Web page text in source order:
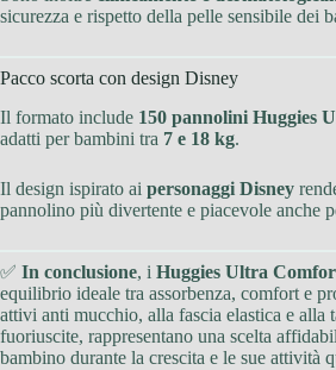
sicurezza e rispetto della pelle sensibile dei
Pacco scorta con design Disney
Il formato include 150 pannolini Huggies
adatti per bambini tra 7 e 18 kg.
Il design ispirato ai personaggi Disney
pannolino più divertente e piacevole anche
✅ In conclusione, i Huggies Ultra
equilibrio ideale tra assorbenza, comfort e
attivi anti mucchio, alla fascia elastica e alla
fuoriuscite, rappresentano una scelta
bambino durante la crescita e le sue attività